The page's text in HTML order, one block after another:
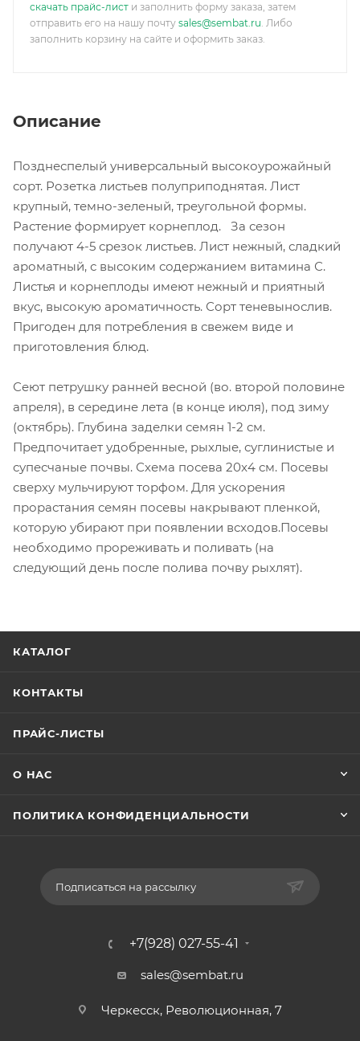
скачать прайс-лист и заполнить форму заказа, затем
отправить его на нашу почту sales@sembat.ru. Либо
заполнить корзину на сайте и оформить заказ.
Описание
Позднеспелый универсальный высокоурожайный
сорт. Розетка листьев полуприподнятая. Лист
крупный, темно-зеленый, треугольной формы.
Растение формирует корнеплод. За сезон
получают 4-5 срезок листьев. Лист нежный, сладкий
ароматный, с высоким содержанием витамина С.
Листья и корнеплоды имеют нежный и приятный
вкус, высокую ароматичность. Сорт теневынослив.
Пригоден для потребления в свежем виде и
приготовления блюд.
Сеют петрушку ранней весной (во. второй половине
апреля), в середине лета (в конце июля), под зиму
(октябрь). Глубина заделки семян 1-2 см.
Предпочитает удобренные, рыхлые, суглинистые и
супесчаные почвы. Схема посева 20x4 см. Посевы
сверху мульчируют торфом. Для ускорения
прорастания семян посевы накрывают пленкой,
которую убирают при появлении всходов.Посевы
необходимо прореживать и поливать (на
следующий день после полива почву рыхлят).
КАТАЛОГ
КОНТАКТЫ
ПРАЙС-ЛИСТЫ
О НАС
ПОЛИТИКА КОНФИДЕНЦИАЛЬНОСТИ
Подписаться на рассылку
+7(928) 027-55-41
sales@sembat.ru
Черкесск, Революционная, 7